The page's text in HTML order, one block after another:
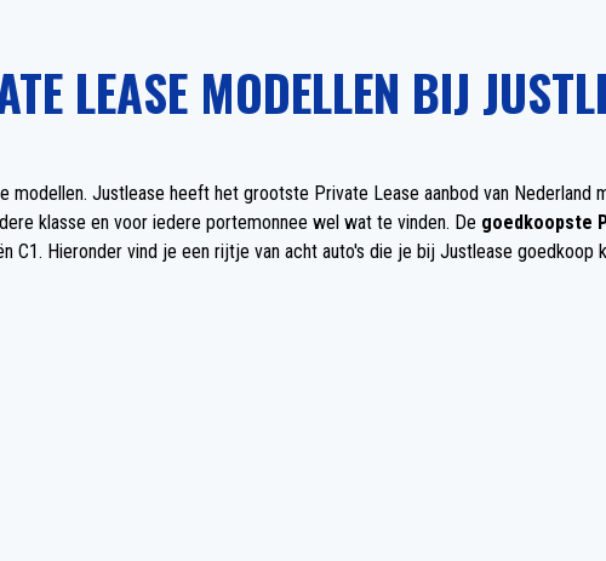
LEASE MODELLEN BIJ
Justlease heeft het grootste Private Lease aanbod van Nederland
klasse en voor iedere portemonnee wel wat te vinden. De goedkoopste
C1. Hieronder vind je een rijtje van acht auto's die je bij Justlease goedkoop